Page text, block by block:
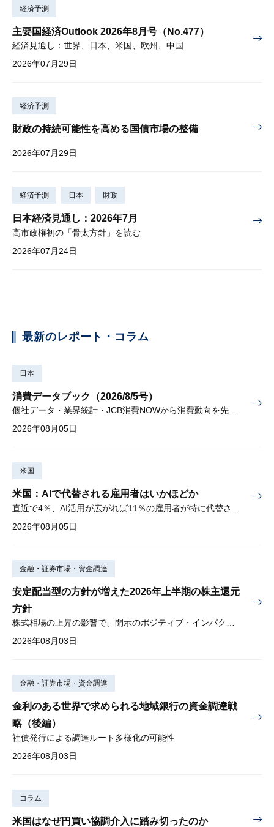
経済予測
主要国経済Outlook 2026年8月号（No.477）
経済見通し：世界、日本、米国、欧州、中国
2026年07月29日
経済予測
財政の持続可能性を高める国債市場の整備
2026年07月29日
経済予測 日本 財政
日本経済見通し：2026年7月
高市政権初の「骨太方針」を読む
2026年07月24日
最新のレポート・コラム
日本
消費データブック（2026/8/5号）
個社データ・業界統計・JCB消費NOWから消費動向を先取り
2026年08月05日
米国
米国：AIで代替される雇用者はいかほどか
2026年08月05日
金融・証券市場・資金調達
安定配当型の方針が増えた2026年上半期の株主還元
方針
株式相場の上昇の影響で、開示のポジティブ・インパクトは低下
2026年08月03日
金融・証券市場・資金調達
金利のある世界で求められる地域銀行の資金調達戦
略（後編）
社債発行による調達ルート多様化の可能性
2026年08月03日
コラム
米国はなぜ円買い協調介入に踏み切ったのか